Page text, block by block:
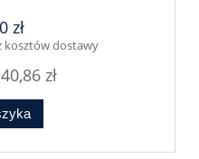
zł
kosztów dostawy
40,86 zł